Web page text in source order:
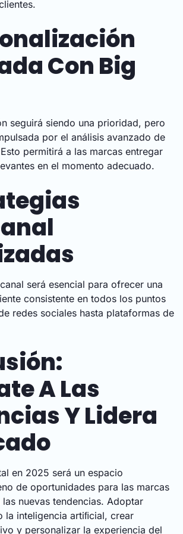
Con Big
seguirá siendo una prioridad, pero
por el análisis avanzado de
permitirá a las marcas entregar
en el momento adecuado.
será esencial para ofrecer una
consistente en todos los puntos
redes sociales hasta plataformas de
A Las
Y Lidera
en 2025 será un espacio
de oportunidades para las marcas
nuevas tendencias. Adoptar
la inteligencia artiﬁcial, crear
y personalizar la experiencia del